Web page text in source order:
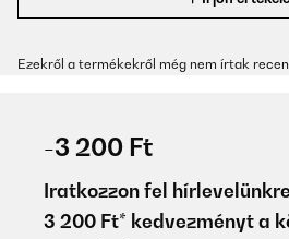
Ezekről a termékekről még nem írtak
-3 200 Ft
Iratkozzon fel
3 200 Ft* kedvezményt a